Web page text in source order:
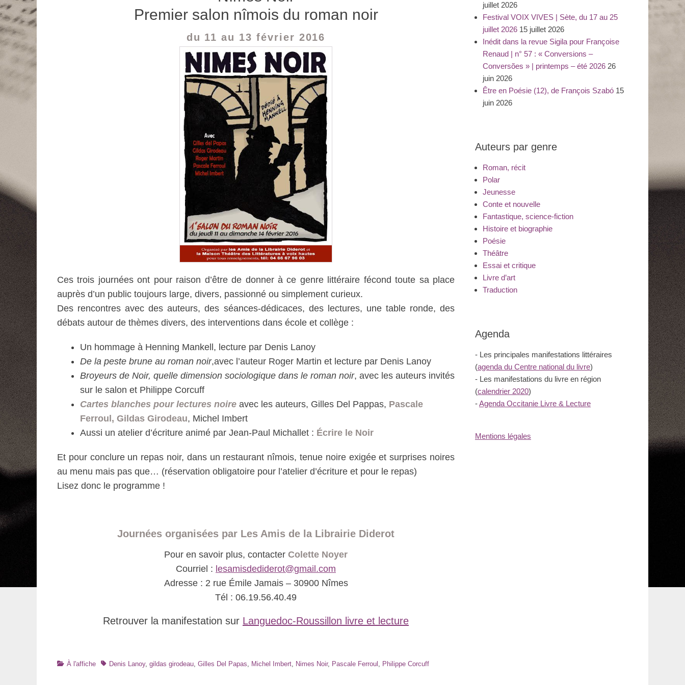
Premier salon nîmois du roman noir
du 11 au 13 février 2016
Ces trois journées ont pour raison d’être de donner à ce genre littéraire fécond toute sa place
auprès d’un public toujours large, divers, passionné ou simplement curieux.
Des rencontres avec des auteurs, des séances-dédicaces, des lectures, une table ronde, des
débats autour de thèmes divers, des interventions dans école et collège :
Un hommage à Henning Mankell, lecture par Denis Lanoy
De la peste brune au roman noir,avec l’auteur Roger Martin et lecture par Denis Lanoy
Broyeurs de Noir, quelle dimension sociologique dans le roman noir, avec les auteurs invités
sur le salon et Philippe Corcuff
Cartes blanches pour lectures noire avec les auteurs, Gilles Del Pappas, Pascale
Ferroul, Gildas Girodeau, Michel Imbert
Aussi un atelier d’écriture animé par Jean-Paul Michallet : Écrire le Noir
Et pour conclure un repas noir, dans un restaurant nîmois, tenue noire exigée et surprises noires
au menu mais pas que… (réservation obligatoire pour l’atelier d’écriture et pour le repas)
Lisez donc le programme !
Journées organisées par Les Amis de la Librairie Diderot
Pour en savoir plus, contacter Colette Noyer
Courriel : lesamisdediderot@gmail.com
Adresse : 2 rue Émile Jamais – 30900 Nîmes
Tél : 06.19.56.40.49
Retrouver la manifestation sur Languedoc-Roussillon livre et lecture
Catégories
À l'affiche TagsDenis Lanoy, gildas girodeau Gilles Del Papas Michel Imbert Nimes Noir, Pascale Ferroul Philippe Corcuff
juillet 2026
Festival VOIX VIVES | Sète, du 17 au 25
juillet 2026 15 juillet 2026
Inédit dans la revue Sigila pour Françoise
Renaud | n° 57 : « Conversions –
Conversões » | printemps – été 2026 26
juin 2026
Être en Poésie (12), de François Szabó 15
juin 2026
Auteurs par genre
Roman, récit
Polar
Jeunesse
Conte et nouvelle
Fantastique, science-fiction
Histoire et biographie
Poésie
Théâtre
Essai et critique
Livre d’art
Traduction
Agenda
- Les principales manifestations littéraires
(agenda du Centre national du livre)
- Les manifestations du livre en région
(calendrier 2020)
-Agenda Occitanie Livre & Lecture
Mentions légales